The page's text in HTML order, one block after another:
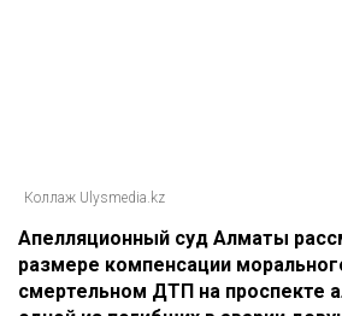
Коллаж Ulysmedia.kz
Апелляционный суд Алматы
размере компенсации
смертельном ДТП на проспекте